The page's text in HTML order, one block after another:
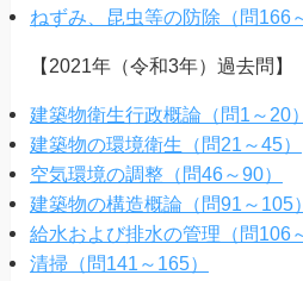
ねずみ、昆虫等の防除（問166
【2021年（令和3年）過去問】
建築物衛生行政概論（問1～20）
建築物の環境衛生（問21～45）
空気環境の調整（問46～90）
建築物の構造概論（問91～105）
給水および排水の管理（問106
清掃（問141～165）